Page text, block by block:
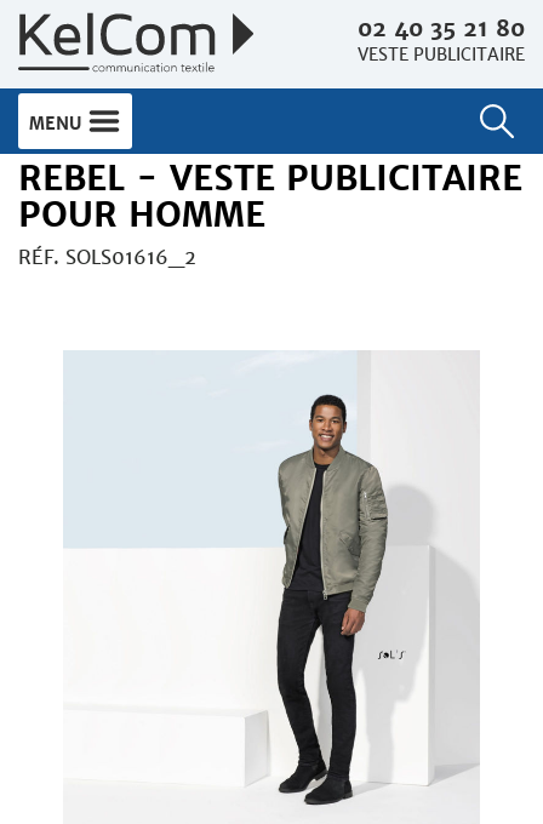
02 40 35 21 80
VESTE PUBLICITAIRE
MENU
REBEL - VESTE PUBLICITAIRE
POUR HOMME
RÉF. SOLS01616_2